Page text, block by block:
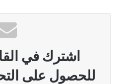
اشترك في
للحصول على